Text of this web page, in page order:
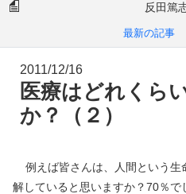
反田篤
最新の記事
2011/12/16
医療はどれくら
か？（２）
例えば皆さんは、人間という
解していると思いますか？70％